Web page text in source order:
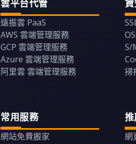
雲平台代管
遠振雲 PaaS
AWS 雲端管理服務
GCP 雲端管理服務
Azure 雲端管理服務
阿里雲 雲端管理服務
S/
掃
常用服務
網站免費搬家
網